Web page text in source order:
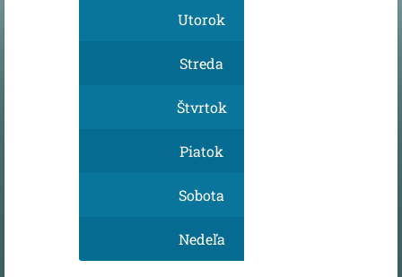
Utorok
Streda
Štvrtok
Piatok
Sobota
Nedeľa